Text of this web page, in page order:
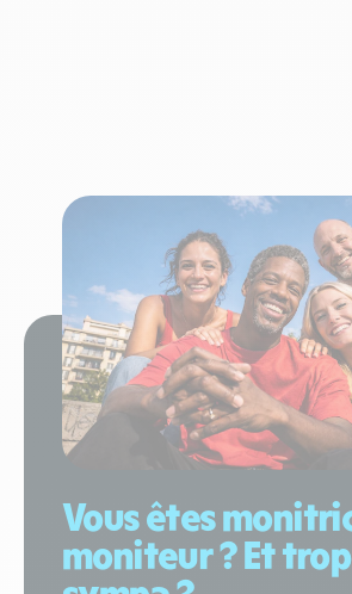
Vous êtes
moniteur ? Et trop